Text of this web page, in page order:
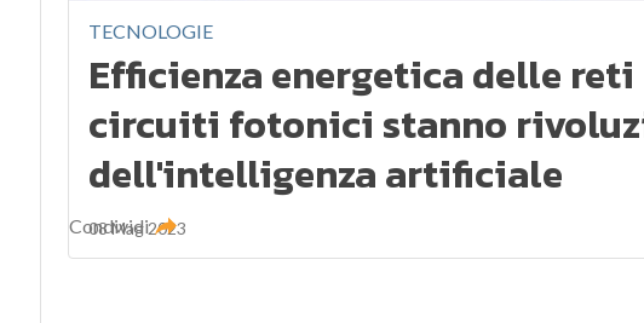
TECNOLOGIE
Efficienza energetica delle
circuiti fotonici stanno
dell'intelligenza artificiale
08 Mag 2023
Condividi